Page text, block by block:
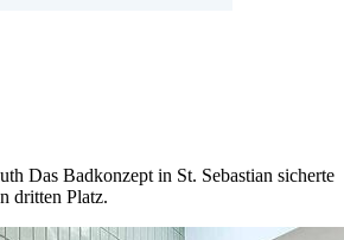
Das Badkonzept in St. Sebastian sicherte
dritten Platz.